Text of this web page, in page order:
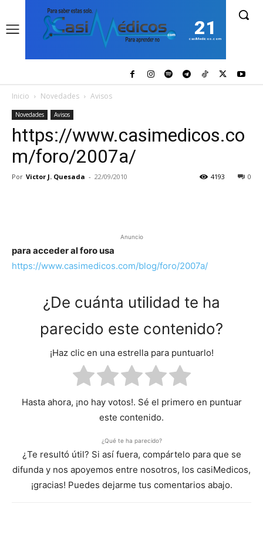
21
casiMedicos.com
Inicio Novedades Avisos
Novedades Avisos
https://www.casimedicos.co
m/foro/2007a/
Por Victor J. Quesada - 22/09/2010 0
4193
Anuncio
para acceder al foro usa
https://www.casimedicos.com/blog/foro/2007a/
¿De cuánta utilidad te ha
parecido este contenido?
¡Haz clic en una estrella para puntuarlo!
Hasta ahora, ¡no hay votos!. Sé el primero en puntuar
este contenido.
¿Qué te ha parecido?
¿Te resultó útil? Si así fuera, compártelo para que se
difunda y nos apoyemos entre nosotros, los casiMedicos,
¡gracias! Puedes dejarme tus comentarios abajo.